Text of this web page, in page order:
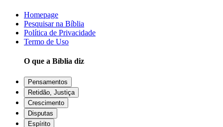
Homepage
Pesquisar na Bíblia
Política de Privacidade
Termo de Uso
O que a Bíblia diz
Pensamentos
Retidão, Justiça
Crescimento
Disputas
Espírito